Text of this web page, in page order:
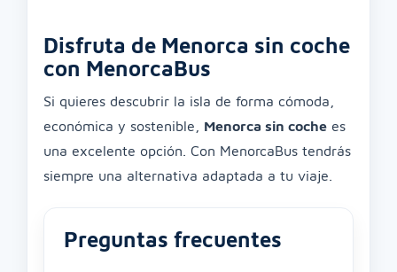
Disfruta de Menorca sin coche
con MenorcaBus
Si quieres descubrir la isla de forma cómoda,
económica y sostenible, Menorca sin coche es
una excelente opción. Con MenorcaBus tendrás
siempre una alternativa adaptada a tu viaje.
Preguntas frecuentes